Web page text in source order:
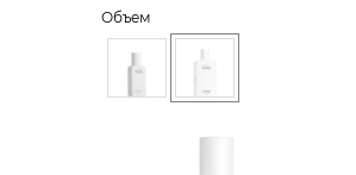
Объем